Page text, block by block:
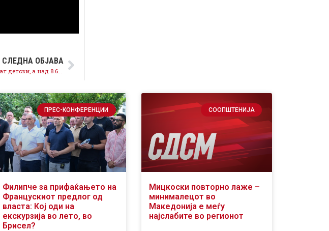
СЛЕДНА ОБЈАВА
Се грижиме,над 27.000 деца добиваат детски, а над 8.600 деца добиваат образовен додаток
ПРЕС-КОНФЕРЕНЦИИ
Филипче за прифаќањето на
Францускиот предлог од
власта: Кој оди на
екскурзија во лето, во
Брисел?
СООПШТЕНИЈА
Мицкоски повторно лаже –
минималецот во
Македонија е меѓу
најслабите во регионот